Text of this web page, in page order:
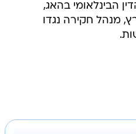
בית הדין הבינלאומי בהאג,
מנהל חקירה נגדו